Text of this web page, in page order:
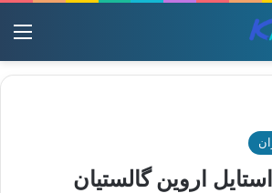
اروین گالستیان